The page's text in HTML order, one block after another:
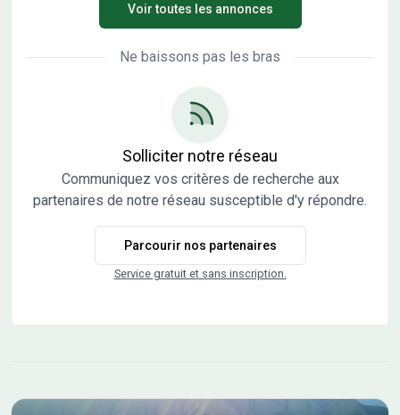
places de stationnement dont une couverte, terrasse... en
formule clés en main. 299 000 € tout compris, maison +
Voir toutes les annonces
Ne baissons pas les bras
Solliciter notre réseau
Communiquez vos critères de recherche aux
partenaires de notre réseau susceptible d'y répondre.
Parcourir nos partenaires
Service gratuit et sans inscription.